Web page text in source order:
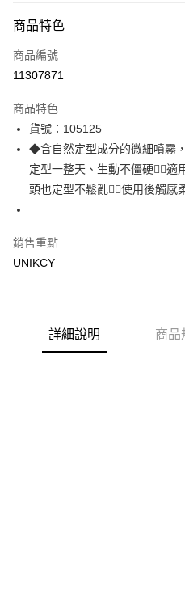
icash Pay
信用卡一次付款
LINE Pay
Apple Pay
街口支付
悠遊付
Google Pay
每筆NT$70，滿NT$499(含以上)
商品特色
商品編號
11307871
商品特色
貨號：105125
◆含自然定型成分的微細噴霧
定型一整天、生動不僵硬◆適
頭也定型不鬆亂◆使用後觸感
銷售重點
UNIKCY
詳細說明 商品